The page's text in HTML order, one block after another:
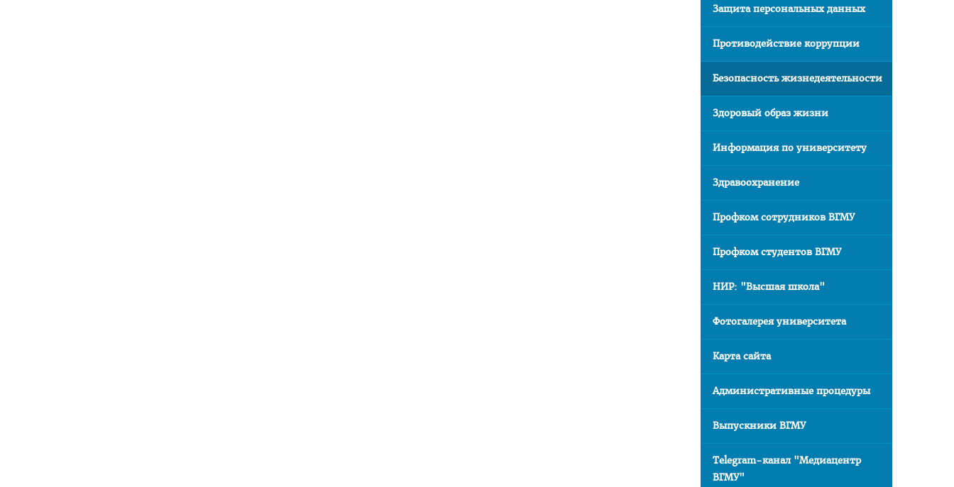
Защита персональных данных
Противодействие коррупции
Безопасность жизнедеятельности
Здоровый образ жизни
Информация по университету
Здравоохранение
Профком сотрудников ВГМУ
Профком студентов ВГМУ
НИР: "Высшая школа"
Фотогалерея университета
Карта сайта
Административные процедуры
Выпускники ВГМУ
Telegram-канал "Медиацентр
ВГМУ"